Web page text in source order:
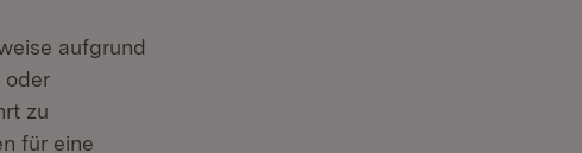
aufgrund
oder
zu
für eine